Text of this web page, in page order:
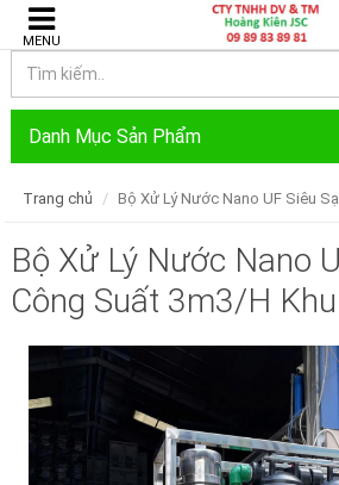
MENU
Danh Mục Sản Phẩm
Trang chủ Bộ Xử Lý Nước Nano UF Siêu
Bộ Xử Lý Nước Nano
Công Suất 3m3/H